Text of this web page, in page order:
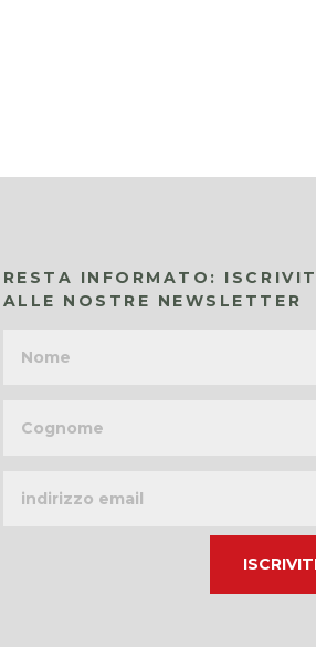
RESTA INFORMATO:
ALLE NOSTRE NEWSLETTER
email